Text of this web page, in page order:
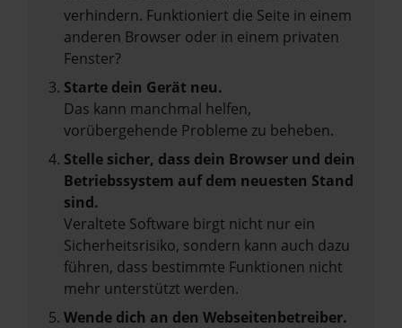
verhindern. Funktioniert die Seite in einem
anderen Browser oder in einem privaten
Fenster?
Starte dein Gerät neu.
Das kann manchmal helfen,
vorübergehende Probleme zu beheben.
Stelle sicher, dass dein Browser und dein
Betriebssystem auf dem neuesten Stand
sind.
Veraltete Software birgt nicht nur ein
Sicherheitsrisiko, sondern kann auch dazu
führen, dass bestimmte Funktionen nicht
mehr unterstützt werden.
Wende dich an den Webseitenbetreiber.